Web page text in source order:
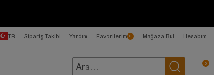
TR Sipariş Takibi Yardım Favorilerim 0 Mağaza Bul Hesabım
0